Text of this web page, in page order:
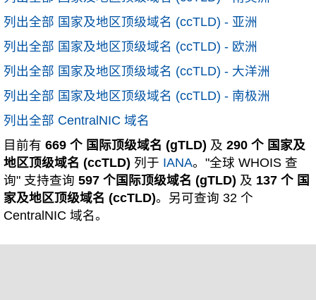
列出全部 国家及地区顶级域名 (ccTLD) - 亚洲
列出全部 国家及地区顶级域名 (ccTLD) - 欧洲
列出全部 国家及地区顶级域名 (ccTLD) - 大洋洲
列出全部 国家及地区顶级域名 (ccTLD) - 南极洲
列出全部 CentralNIC 域名
目前有 669 个 国际顶级域名 (gTLD) 及 290 个 国家及
地区顶级域名 (ccTLD) 列于 IANA。"全球 WHOIS 查
询" 支持查询 597 个国际顶级域名 (gTLD) 及 137 个 国
家及地区顶级域名 (ccTLD)。另可查询 32 个
CentralNIC 域名。